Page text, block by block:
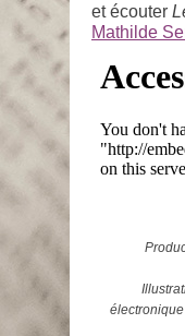
et écouter
Mathilde